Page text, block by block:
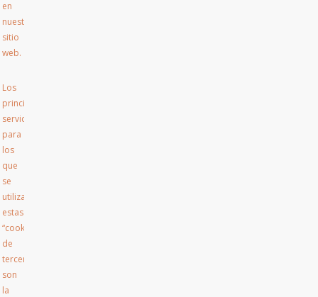
en
nuestro
sitio
web.
Los
principales
servicios
para
los
que
se
utilizan
estas
“cookies
de
terceros”
son
la